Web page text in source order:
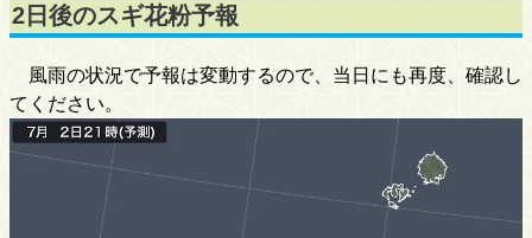
2日後のスギ花粉予報
風雨の状況で予報は変動するので、当日にも再度、確認し
てください。